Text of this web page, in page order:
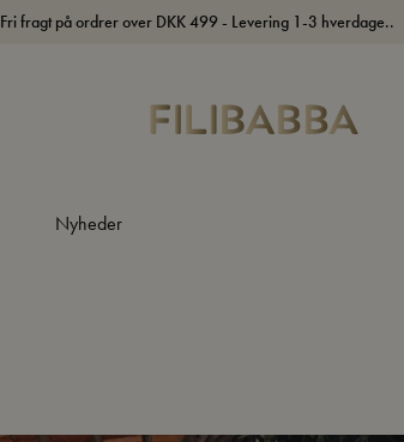
Fri fragt på ordrer over DKK 499 - Levering 1-3 hverdage..
Nyheder